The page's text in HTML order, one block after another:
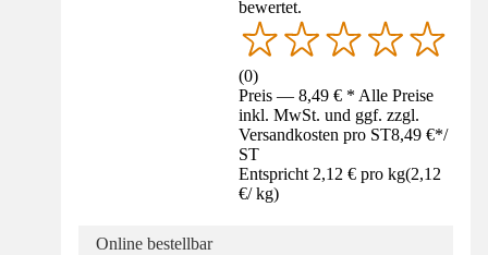
bewertet.
(0)
Preis — 8,49 € * Alle Preise
inkl. MwSt. und ggf. zzgl.
Versandkosten pro ST8,49 €*/
ST
Entspricht 2,12 € pro kg(2,12
€/ kg)
Online bestellbar